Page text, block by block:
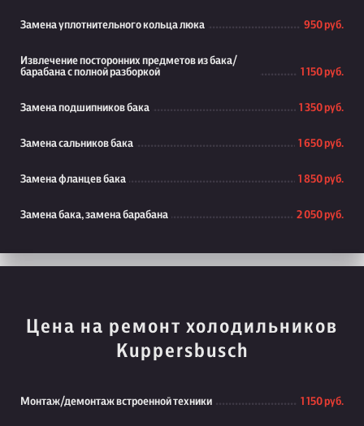
Замена уплотнительного кольца люка 950 руб.
Извлечение посторонних предметов из бака/
барабана с полной разборкой
1 150 руб.
Замена подшипников бака 1 350 руб.
Замена сальников бака 1 650 руб.
Замена фланцев бака 1 850 руб.
Замена бака, замена барабана 2 050 руб.
Цена на ремонт холодильников
Kuppersbusch
Монтаж/демонтаж встроенной техники 1 150 руб.